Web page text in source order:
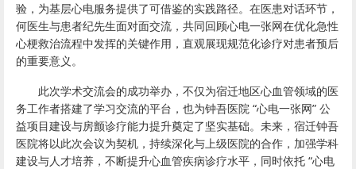
验，为基层心电服务提供了可借鉴的实践路径。 在医患对话环节，
何医生与患者纪先生面对面交流，共同回顾心电一张网在优化急性
心梗救治流程中发挥的关键作用，直观展现规范化诊疗对患者预后
的重要意义。
此次学术交流会的成功举办，不仅为宿迁地区心血管领域的医
务工作者搭建了学习交流的平台，也为钟吾医院 “心电一张网” 公
益项目建设与房颤诊疗能力提升奠定了坚实基础。未来，宿迁钟吾
医院将以此次会议为契机，持续深化与上级医院的合作，加强学科
建设与人才培养，不断提升心血管疾病诊疗水平，同时依托 “心电